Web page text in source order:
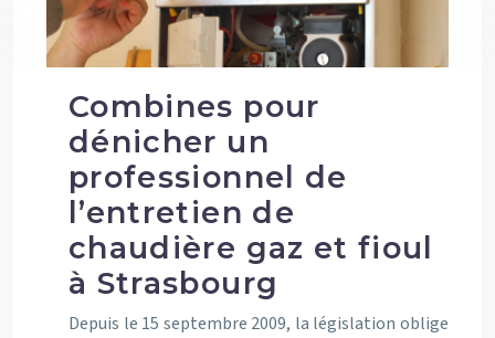
Combines pour
dénicher un
professionnel de
l’entretien de
chaudière gaz et fioul
à Strasbourg
Depuis le 15 septembre 2009, la législation oblige